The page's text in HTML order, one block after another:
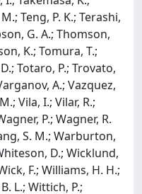
Teng, P. K.; Terashi,
G. A.; Thomson,
K.; Tomura, T.;
Totaro, P.; Trovato,
A.; Vazquez,
Vila, I.; Vilar, R.;
P.; Wagner, R.
S. M.; Warburton,
D.; Wicklund,
F.; Williams, H. H.;
L.; Wittich, P.;